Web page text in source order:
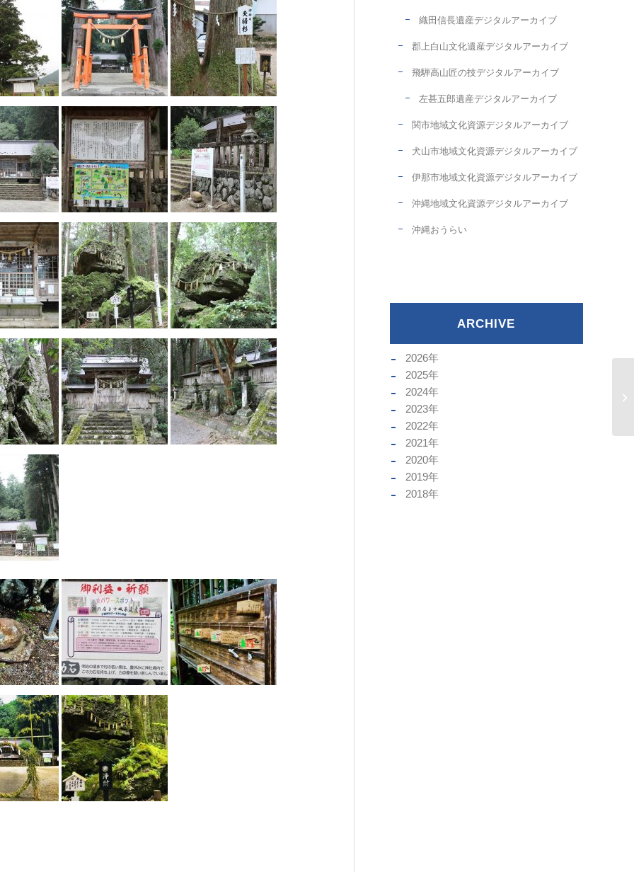
織田信長遺産デジタルアーカイブ
郡上白山文化遺産デジタルアーカイブ
飛騨高山匠の技デジタルアーカイブ
左甚五郎遺産デジタルアーカイブ
関市地域文化資源デジタルアーカイブ
犬山市地域文化資源デジタルアーカイブ
伊那市地域文化資源デジタルアーカイブ
沖縄地域文化資源デジタルアーカイブ
沖縄おうらい
ARCHIVE
2026年
2025年
2024年
2023年
2022年
2021年
2020年
2019年
2018年